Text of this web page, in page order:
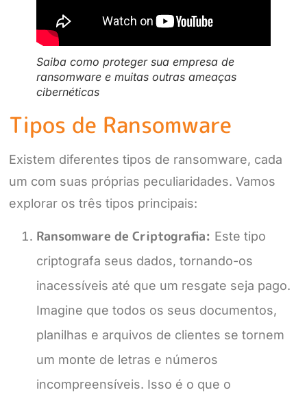
Saiba como proteger sua empresa de
ransomware e muitas outras ameaças
cibernéticas
Tipos de Ransomware
Existem diferentes tipos de ransomware, cada
um com suas próprias peculiaridades. Vamos
explorar os três tipos principais:
Ransomware de Criptografia: Este tipo
criptografa seus dados, tornando-os
inacessíveis até que um resgate seja pago.
Imagine que todos os seus documentos,
planilhas e arquivos de clientes se tornem
um monte de letras e números
incompreensíveis. Isso é o que o